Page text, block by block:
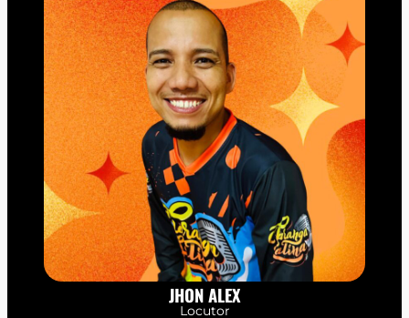
JHON ALEX
Locutor